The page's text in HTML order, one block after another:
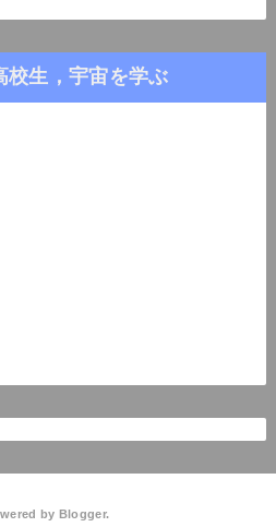
校生，宇宙を学ぶ
by Blogger.